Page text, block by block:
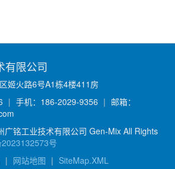
有限公司
姬火路6号A1栋4楼411房
| 手机：186-2029-9356 | 邮箱：
铭工业技术有限公司 Gen-Mix All Rights
号
| 网站地图 | SiteMap.XML